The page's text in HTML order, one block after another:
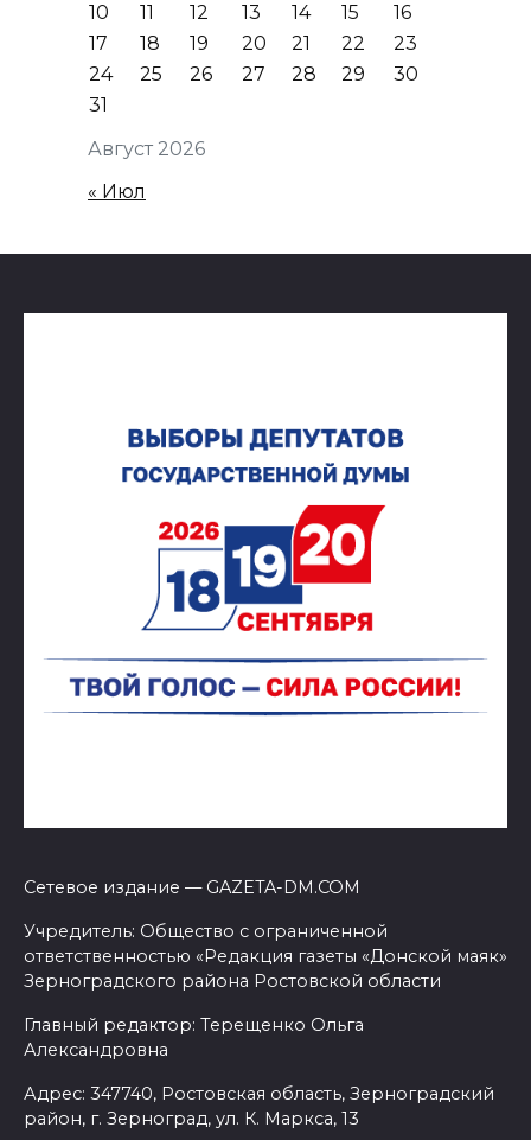
Август 2026
10
11 12 13 14 15
16
17
18 19 20 21 22
23
24
25 26 27 28 29
30
31
« Июл
Сетевое издание — GAZETA-DM.COM
Учредитель: Общество с ограниченной
ответственностью «Редакция газеты «Донской маяк»
Зерноградского района Ростовской области
Главный редактор: Терещенко Ольга
Александровна
Адрес: 347740, Ростовская область, Зерноградский
район, г. Зерноград, ул. К. Маркса, 13